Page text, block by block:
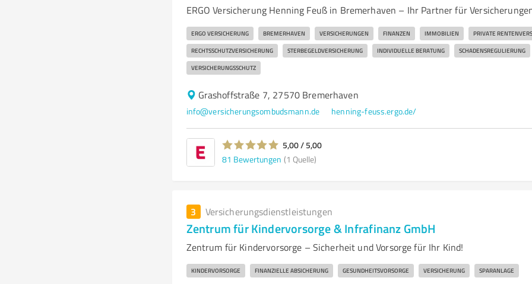
ERGO Versicherung Henning Feuß in Bremerhaven – Ihr Partner für
ERGO VERSICHERUNG BREMERHAVEN VERSICHERUNGEN FINANZEN IMMOBILIEN PRIVATE
RECHTSSCHUTZVERSICHERUNG STERBEGELDVERSICHERUNG INDIVIDUELLE BERATUNG SCHADENSREGULIERUNG
VERSICHERUNGSSCHUTZ
Grashoffstraße 7, 27570 Bremerhaven
info@versicherungsombudsmann.de henning-feuss.ergo.de/
5,00 / 5,00
81 Bewertungen (1 Quelle)
3 Versicherungsdienstleistungen
Zentrum für Kindervorsorge & Infrafinanz GmbH
Zentrum für Kindervorsorge – Sicherheit und Vorsorge für Ihr Kind!
KINDERVORSORGE FINANZIELLE ABSICHERUNG GESUNDHEITSVORSORGE VERSICHERUNG SPARANLAGE